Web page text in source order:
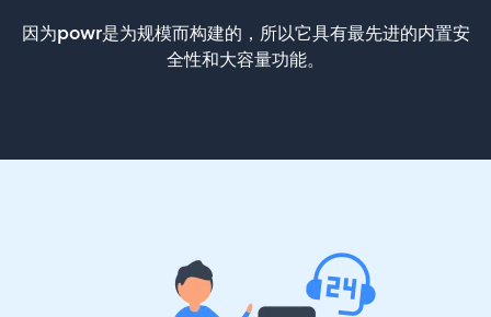
因为powr是为规模而构建的，所以它具有最先进的内置安
全性和大容量功能。